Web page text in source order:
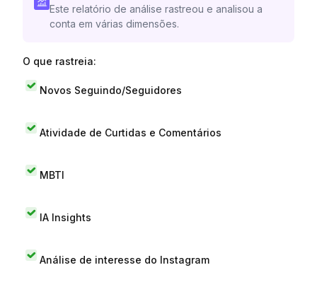
Este relatório de análise rastreou e analisou a
conta em várias dimensões.
O que rastreia:
Novos Seguindo/Seguidores
Atividade de Curtidas e Comentários
MBTI
IA Insights
Análise de interesse do Instagram